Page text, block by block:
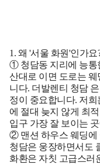
1. 왜 '서울 화원'인가
① 청담동 지리에 능통
산대로 이면 도로는
니다. 더발렌티 청담
정이 중요합니다. 저
에 절대 늦지 않게 최
입구 가장 잘 보이는
② 맨션 하우스 웨딩에
청담은 웅장하면서도
화환은 자칫 고급스러